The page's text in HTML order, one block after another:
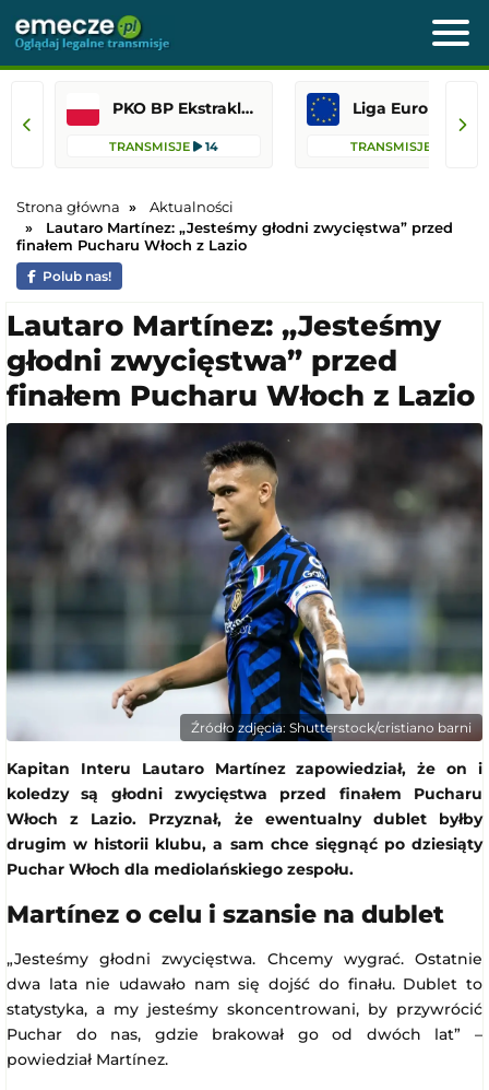
PKO BP Ekstraklasa
TRANSMISJE 14
Liga Europejska
TRANSMISJE
Strona główna
Aktualności
Lautaro Martínez: „Jesteśmy głodni zwycięstwa” przed
finałem Pucharu Włoch z Lazio
Polub nas!
Lautaro Martínez: „Jesteśmy
głodni zwycięstwa” przed
finałem Pucharu Włoch z Lazio
Źródło zdjęcia: Shutterstock/cristiano barni
Kapitan Interu Lautaro Martínez zapowiedział, że on i
koledzy są głodni zwycięstwa przed finałem Pucharu
Włoch z Lazio. Przyznał, że ewentualny dublet byłby
drugim w historii klubu, a sam chce sięgnąć po dziesiąty
Puchar Włoch dla mediolańskiego zespołu.
Martínez o celu i szansie na dublet
„Jesteśmy głodni zwycięstwa. Chcemy wygrać. Ostatnie
dwa lata nie udawało nam się dojść do finału. Dublet to
statystyka, a my jesteśmy skoncentrowani, by przywrócić
Puchar do nas, gdzie brakował go od dwóch lat” –
powiedział Martínez.